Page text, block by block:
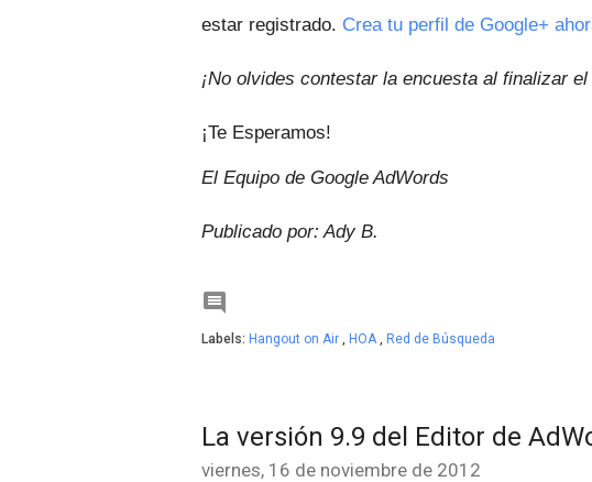
estar registrado. Crea tu perfil de Google+
¡No olvides contestar la encuesta al finalizar el
¡Te Esperamos!
El Equipo de Google AdWords
Publicado por: Ady B.

Labels: Hangout on Air HOA Red de Búsqueda
La versión 9.9 del Editor de
viernes, 16 de noviembre de 2012